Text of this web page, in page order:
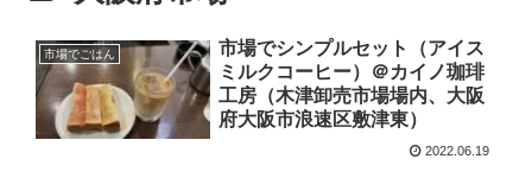
市場でごはん
市場でシンプルセット（アイス
ミルクコーヒー）＠カイノ珈琲
工房（木津卸売市場場内、大阪
府大阪市浪速区敷津東）
2022.06.19